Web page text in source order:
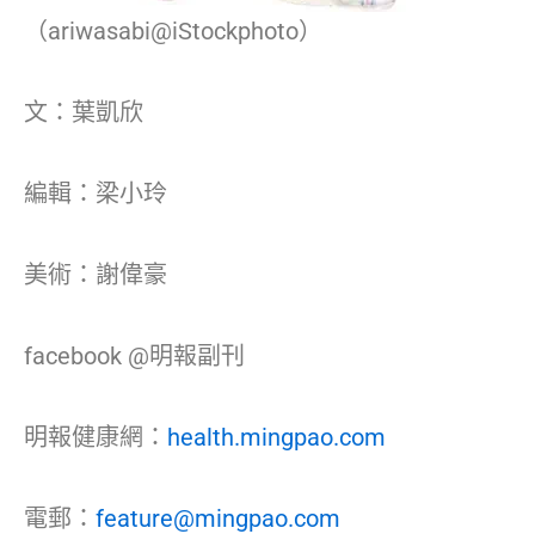
（ariwasabi@iStockphoto）
文：葉凱欣
編輯：梁小玲
美術：謝偉豪
facebook @明報副刊
明報健康網： health.mingpao.com
電郵： feature@mingpao.com